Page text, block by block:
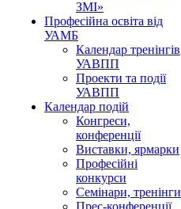
ЗМІ»
Професійна освіта від
УАМБ
Календар тренінгів
УАВПП
Проекти та події
УАВПП
Календар подій
Конгреси,
конференції
Виставки, ярмарки
Професійні
конкурси
Семінари, тренінги
Прес-конференції